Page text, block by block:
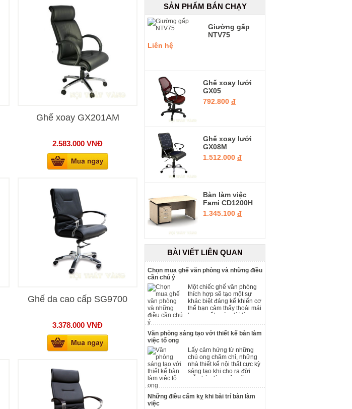
Ghế xoay GX201AM
2.583.000 VNĐ
Ghế da cao cấp SG9700
3.378.000 VNĐ
SẢN PHẨM BÁN CHẠY
Giường gấp
NTV75
Liên hệ
Ghế xoay lưới
GX05
792.800 đ
Ghế xoay lưới
GX08M
1.512.000 đ
Bàn làm việc
Fami CD1200H
1.345.100 đ
BÀI VIẾT LIÊN QUAN
Chọn mua ghế văn phòng và những điều
cần chú ý
Một chiếc ghế văn phòng
thích hợp sẽ tạo một sự
khác biệt đáng kể khiến cơ
thể bạn cảm thấy thoải mái
trong suốt ngày dài làm
việc, giúp đẩy mạnh hiệu
quả công việc.
Văn phòng sáng tạo với thiết kế bàn làm
việc tổ ong
Lấy cảm hứng từ những
chú ong chăm chỉ, những
nhà thiết kế nội thất cực kỳ
sáng tạo khi cho ra đời
mẫu bàn làm việc văn
phòng kiểu tổ ong. Ý tưởng
đem đến một sự hiện đại
mới mẻ và đem đến đầy
Những điều cấm kỵ khi bài trí bàn làm
việc